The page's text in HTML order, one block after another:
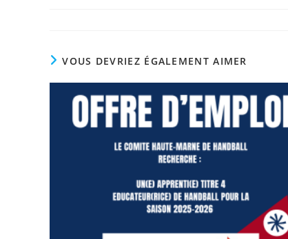
VOUS DEVRIEZ ÉGALEMENT AIMER